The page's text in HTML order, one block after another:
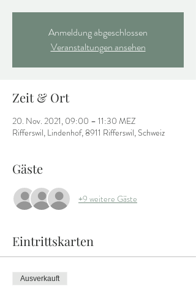
Anmeldung abgeschlossen
Veranstaltungen ansehen
Zeit & Ort
20. Nov. 2021, 09:00 – 11:30 MEZ
Rifferswil, Lindenhof, 8911 Rifferswil, Schweiz
Gäste
+9 weitere Gäste
Eintrittskarten
Ausverkauft